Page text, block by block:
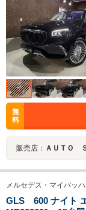
無
料
販売店： ＡＵＴＯ
メルセデス・マイバッハ
GLS 600 ナイト